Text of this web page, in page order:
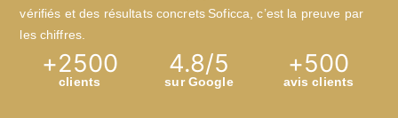
vérifiés et des résultats concrets Soficca, c’est la preuve par
les chiffres.
clients
+2500
sur Google
4.8/5
avis clients
+500